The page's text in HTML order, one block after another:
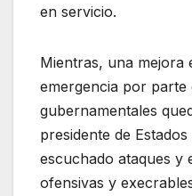
en servicio.
Mientras, una mejora
emergencia por parte
gubernamentales
presidente de
escuchado ataques y
ofensivas y